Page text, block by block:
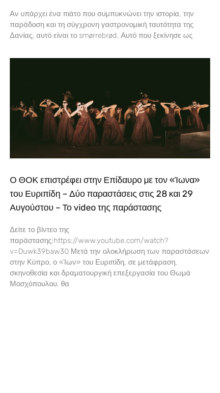
Αν υπάρχει ένα πιάτο που συμπυκνώνει την ιστορία, την
παράδοση και τη σύγχρονη γαστρονομική ταυτότητα της
Δανίας, αυτό είναι το smørrebrød. Αυτό που ξεκίνησε ως
Ο ΘΟΚ επιστρέφει στην Επίδαυρο με τον «Ίωνα»
του Ευριπίδη – Δύο παραστάσεις στις 28 και 29
Αυγούστου – Το video της παράστασης
Δείτε το βίντεο της
παράστασης:https://www.youtube.com/watch?
v=Duwk39baw30 Μετά την ολοκλήρωση των παραστάσεων
στην Κύπρο, ο «Ίων» του Ευριπίδη, σε μετάφραση,
σκηνοθεσία και δραματουργική επεξεργασία του Θωμά
Μοσχόπουλου, θα